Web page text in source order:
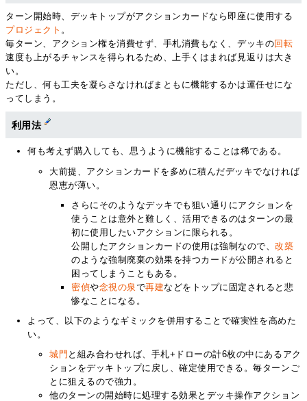
ターン開始時、デッキトップがアクションカードなら即座に使用する
プロジェクト 。
毎ターン、アクション権を消費せず、手札消費もなく、デッキの回転
速度も上がるチャンスを得られるため、上手くはまれば見返りは大き
い。
ただし、何も工夫を凝らさなければまともに機能するかは運任せにな
ってしまう。
利用法
何も考えず購入しても、思うように機能することは稀である。
大前提、アクションカードを多めに積んだデッキでなければ
恩恵が薄い。
さらにそのようなデッキでも狙い通りにアクションを
使うことは意外と難しく、活用できるのはターンの最
初に使用したいアクションに限られる。
公開したアクションカードの使用は強制なので、改築
のような強制廃棄の効果を持つカードが公開されると
困ってしまうこともある。
密偵や念視の泉で再建などをトップに固定されると悲
惨なことになる。
よって、以下のようなギミックを併用することで確実性を高めた
い。
城門 と組み合わせれば、手札+ドローの計6枚の中にあるアク
ションをデッキトップに戻し、確定使用できる。毎ターンご
とに狙えるので強力。
他のターンの開始時に処理する効果とデッキ操作アクション